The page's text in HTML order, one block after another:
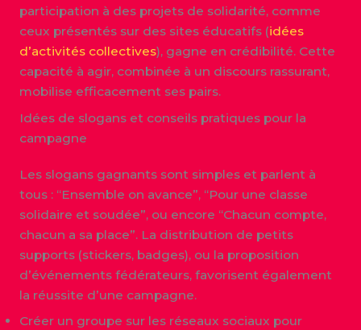
participation à des projets de solidarité, comme
ceux présentés sur des sites éducatifs (idées
d’activités collectives), gagne en crédibilité. Cette
capacité à agir, combinée à un discours rassurant,
mobilise efficacement ses pairs.
Idées de slogans et conseils pratiques pour la
campagne
Les slogans gagnants sont simples et parlent à
tous : “Ensemble on avance”, “Pour une classe
solidaire et soudée”, ou encore “Chacun compte,
chacun a sa place”. La distribution de petits
supports (stickers, badges), ou la proposition
d’événements fédérateurs, favorisent également
la réussite d’une campagne.
Créer un groupe sur les réseaux sociaux pour